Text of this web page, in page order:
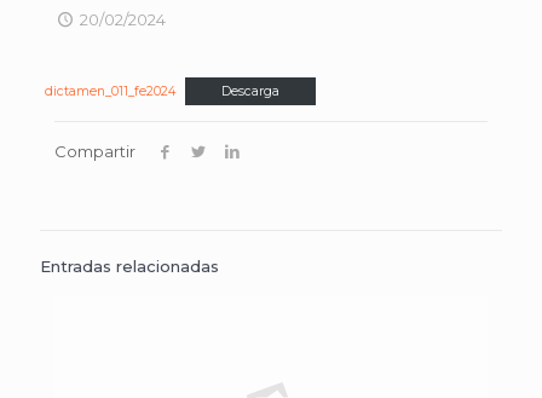
20/02/2024
dictamen_011_fe2024 Descarga
Compartir
Entradas relacionadas